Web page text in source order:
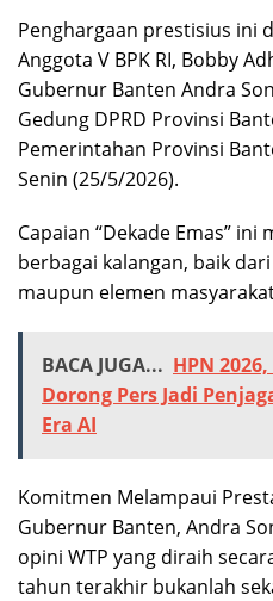
Penghargaan prestisius ini
Anggota V BPK RI, Bobby
Gubernur Banten Andra
Gedung DPRD Provinsi
Pemerintahan Provinsi
Senin (25/5/2026).
Capaian “Dekade Emas”
berbagai kalangan, baik
maupun elemen
BACA JUGA... HPN
Dorong Pers Jadi
Era AI
Komitmen Melampaui
Gubernur Banten, Andra
opini WTP yang diraih
tahun terakhir bukanlah